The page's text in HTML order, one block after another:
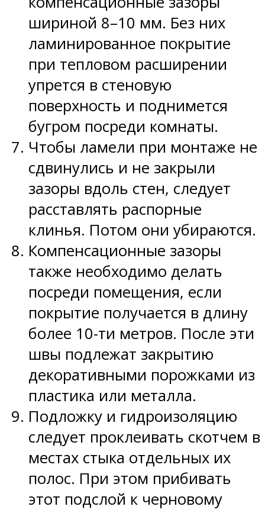
шириной 8–10 мм. Без них
ламинированное покрытие
при тепловом расширении
упрется в стеновую
поверхность и поднимется
бугром посреди комнаты.
Чтобы ламели при монтаже не
сдвинулись и не закрыли
зазоры вдоль стен, следует
расставлять распорные
клинья. Потом они убираются.
Компенсационные зазоры
также необходимо делать
посреди помещения, если
покрытие получается в длину
более 10-ти метров. После эти
швы подлежат закрытию
декоративными порожками из
пластика или металла.
Подложку и гидроизоляцию
следует проклеивать скотчем в
местах стыка отдельных их
полос. При этом прибивать
этот подслой к черновому